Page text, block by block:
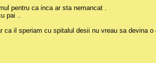
pentru ca inca ar sta nemancat .
pai ..
il speriam cu spitalul desii nu vreau sa devina